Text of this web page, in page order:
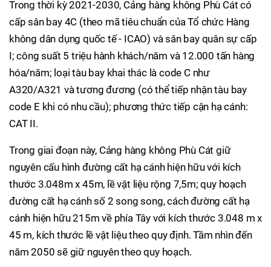
Trong thời kỳ 2021-2030, Cảng hàng không Phù Cát có
cấp sân bay 4C (theo mã tiêu chuẩn của Tổ chức Hàng
không dân dụng quốc tế - ICAO) và sân bay quân sự cấp
I; công suất 5 triệu hành khách/năm và 12.000 tấn hàng
hóa/năm; loại tàu bay khai thác là code C như
A320/A321 và tương đương (có thể tiếp nhận tàu bay
code E khi có nhu cầu); phương thức tiếp cận hạ cánh:
CAT II.
Trong giai đoạn này, Cảng hàng không Phù Cát giữ
nguyên cấu hình đường cất hạ cánh hiện hữu với kích
thước 3.048m x 45m, lề vật liệu rộng 7,5m; quy hoạch
đường cất hạ cánh số 2 song song, cách đường cất hạ
cánh hiện hữu 215m về phía Tây với kích thước 3.048 m x
45 m, kích thước lề vật liệu theo quy định. Tầm nhìn đến
năm 2050 sẽ giữ nguyên theo quy hoạch.